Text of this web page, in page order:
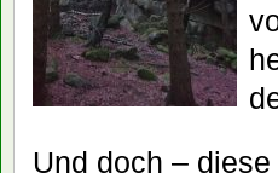
Und doch –